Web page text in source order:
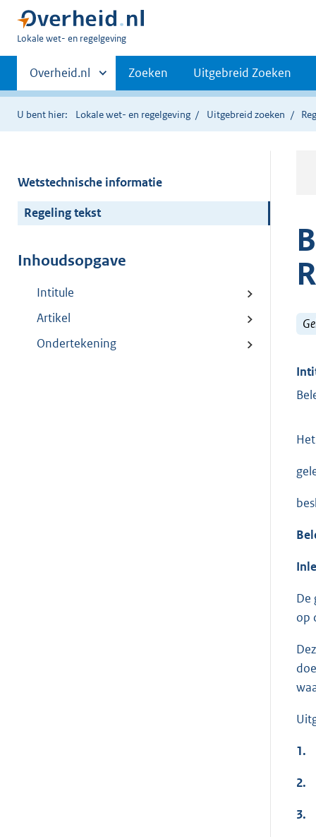
U
hier:
Lokale wet- en regelgeving
Primaire
navigatie
Andere
sites
binnen
Overheid.nl Zoeken Uitgebreid Zoeken
U bent hier: Lokale wet- en regelgeving Uitgebreid zoeken
Wetstechnische informatie
Regeling tekst
Inhoudsopgave
Intitule
Artikel
Ondertekening
De
op
1.
2.
3.